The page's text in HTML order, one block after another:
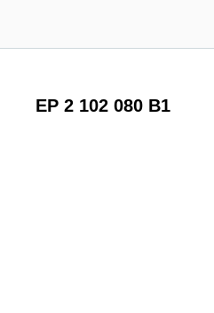
EP 2 102 080 B1